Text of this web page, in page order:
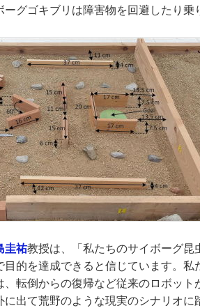
グゴキブリは障害物を回避したり乗
圭祐教授は、「私たちのサイボーグ昆
的を達成できると信じています。私
転倒からの復帰など従来のロボット
出て荒野のような現実のシナリオに